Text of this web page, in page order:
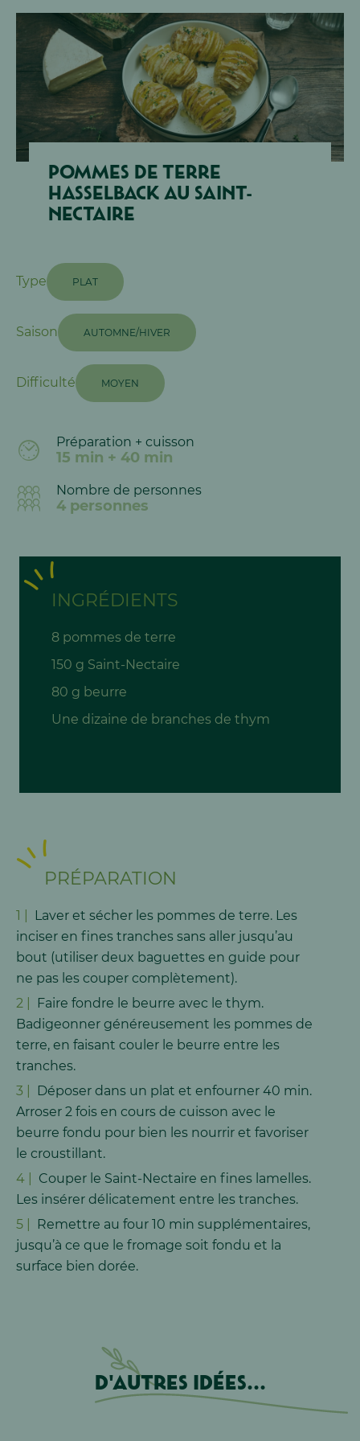
ESPACE DOCUMENTAIRE
ESPACE PRO
Jobs & Carrière
POMMES DE TERRE
HASSELBACK AU SAINT-
NECTAIRE
Type PLAT
Saison AUTOMNE/HIVER
Difficulté MOYEN
Préparation + cuisson
15 min + 40 min
Nombre de personnes
4 personnes
INGRÉDIENTS
8 pommes de terre
150 g Saint-Nectaire
80 g beurre
Une dizaine de branches de thym
PRÉPARATION
Laver et sécher les pommes de terre. Les
inciser en fines tranches sans aller jusqu’au
bout (utiliser deux baguettes en guide pour
ne pas les couper complètement).
Faire fondre le beurre avec le thym.
Badigeonner généreusement les pommes de
terre, en faisant couler le beurre entre les
tranches.
Déposer dans un plat et enfourner 40 min.
Arroser 2 fois en cours de cuisson avec le
beurre fondu pour bien les nourrir et favoriser
le croustillant.
Couper le Saint-Nectaire en fines lamelles.
Les insérer délicatement entre les tranches.
Remettre au four 10 min supplémentaires,
jusqu’à ce que le fromage soit fondu et la
surface bien dorée.
D'autres idées...